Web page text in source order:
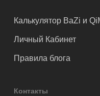
Калькулятор BaZi и
Личный Кабинет
Правила блога
Контакты